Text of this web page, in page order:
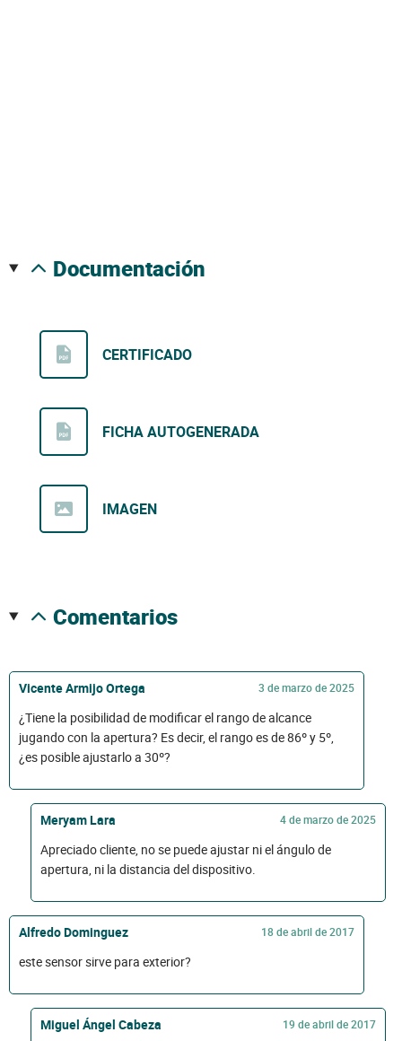
documentación
CERTIFICADO
FICHA AUTOGENERADA
IMAGEN
comentarios
Vicente Armijo Ortega 3 de marzo de 2025
¿Tiene la posibilidad de modificar el rango de alcance
jugando con la apertura? Es decir, el rango es de 86º y 5º,
¿es posible ajustarlo a 30º?
Meryam Lara 4 de marzo de 2025
Apreciado cliente, no se puede ajustar ni el ángulo de
apertura, ni la distancia del dispositivo.
Alfredo Dominguez 18 de abril de 2017
este sensor sirve para exterior?
Miguel Ángel Cabeza 19 de abril de 2017